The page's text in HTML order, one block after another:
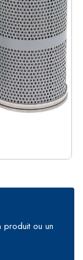
produit ou un